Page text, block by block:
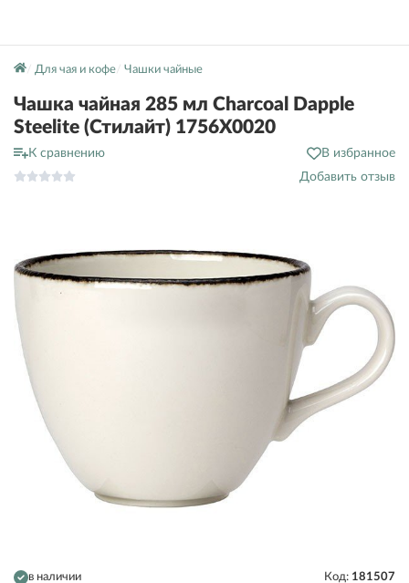
Для чая и кофе Чашки чайные
Чашка чайная 285 мл Charcoal Dapple
Steelite (Стилайт) 1756X0020
К сравнению
В избранное
Добавить отзыв
в наличии Код: 181507